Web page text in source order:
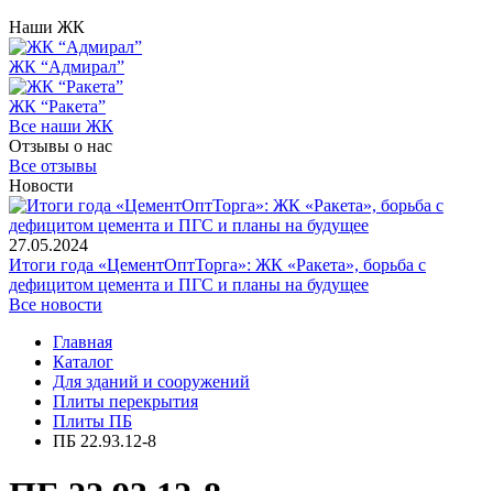
Наши ЖК
ЖК “Адмирал”
ЖК “Ракета”
Все наши ЖК
Отзывы о нас
Все отзывы
Новости
27.05.2024
Итоги года «ЦементОптТорга»: ЖК «Ракета», борьба с
дефицитом цемента и ПГС и планы на будущее
Все новости
Главная
Каталог
Для зданий и сооружений
Плиты перекрытия
Плиты ПБ
ПБ 22.93.12-8